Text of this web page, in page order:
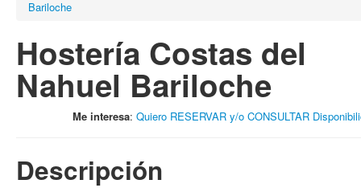
Bariloche
Hostería Costas del
Nahuel Bariloche
Me interesa: Quiero RESERVAR y/o CONSULTAR
Descripción